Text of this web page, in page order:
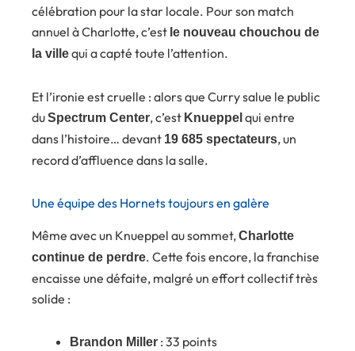
célébration pour la star locale. Pour son match
annuel à Charlotte, c’est le nouveau chouchou de
la villequi a capté toute l’attention.
Et l’ironie est cruelle : alors que Curry salue le public
duSpectrum Center, c’est Knueppel qui entre
dans l’histoire… devant 19 685 spectateurs, un
record d’affluence dans la salle.
Une équipe des Hornets toujours en galère
Même avec un Knueppel au sommet,Charlotte
continue de perdre. Cette fois encore, la franchise
encaisse une défaite, malgré un effort collectif très
solide :
Brandon Miller : 33 points